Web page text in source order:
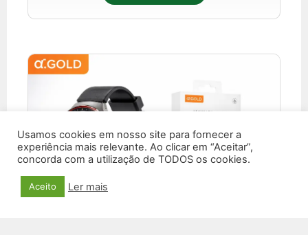
Usamos cookies em nosso site para fornecer a
experiência mais relevante. Ao clicar em “Aceitar”,
concorda com a utilização de TODOS os cookies.
Aceito Ler mais